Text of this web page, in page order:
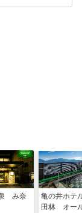
み奈
亀の井ホ
田林 オー